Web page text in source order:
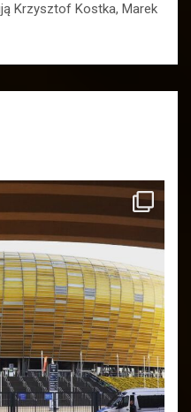
Krzysztof Kostka, Marek